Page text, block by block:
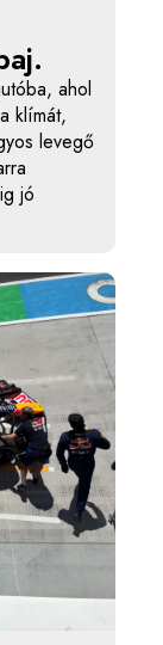
ahol
klímát,
levegő
jó